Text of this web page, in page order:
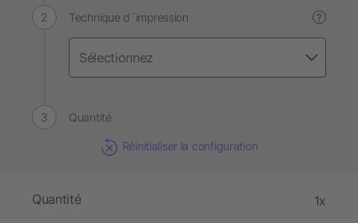
Technique d´impression ?
Quantité
Réinitialiser la configuration
Quantité 1x